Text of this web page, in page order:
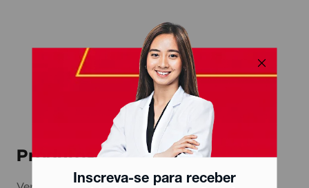
Inscreva-se para receber
Produtos relacionados